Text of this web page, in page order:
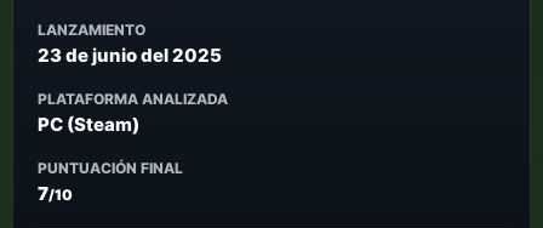
LANZAMIENTO
23 de junio del 2025
PLATAFORMA ANALIZADA
PC (Steam)
PUNTUACIÓN FINAL
7/10